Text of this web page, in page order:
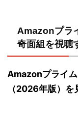
Amazonプラ
奇面組を視聴
Amazonプライ
（2026年版）を